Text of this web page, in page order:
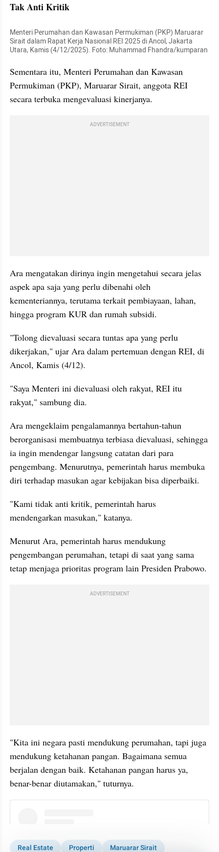
Tak Anti Kritik
Menteri Perumahan dan Kawasan Permukiman (PKP) Maruarar
Sirait dalam Rapat Kerja Nasional REI 2025 di Ancol, Jakarta
Utara, Kamis (4/12/2025). Foto: Muhammad Fhandra/kumparan
Sementara itu, Menteri Perumahan dan Kawasan
Permukiman (PKP), Maruarar Sirait, anggota REI
secara terbuka mengevaluasi kinerjanya.
ADVERTISEMENT
Ara mengatakan dirinya ingin mengetahui secara jelas
aspek apa saja yang perlu dibenahi oleh
kementeriannya, terutama terkait pembiayaan, lahan,
hingga program KUR dan rumah subsidi.
"Tolong dievaluasi secara tuntas apa yang perlu
dikerjakan," ujar Ara dalam pertemuan dengan REI, di
Ancol, Kamis (4/12).
"Saya Menteri ini dievaluasi oleh rakyat, REI itu
rakyat," sambung dia.
Ara mengeklaim pengalamannya bertahun-tahun
berorganisasi membuatnya terbiasa dievaluasi, sehingga
ia ingin mendengar langsung catatan dari para
pengembang. Menurutnya, pemerintah harus membuka
diri terhadap masukan agar kebijakan bisa diperbaiki.
"Kami tidak anti kritik, pemerintah harus
mendengarkan masukan," katanya.
Menurut Ara, pemerintah harus mendukung
pengembangan perumahan, tetapi di saat yang sama
tetap menjaga prioritas program lain Presiden Prabowo.
ADVERTISEMENT
"Kita ini negara pasti mendukung perumahan, tapi juga
mendukung ketahanan pangan. Bagaimana semua
berjalan dengan baik. Ketahanan pangan harus ya,
benar-benar diutamakan," tuturnya.
Real Estate Properti Maruarar Sirait